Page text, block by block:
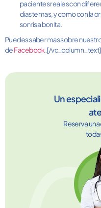
pacientes reales con
diastemas, y como con la
sonrisa bonita.
Puedes saber mas sobre
deFacebook.[/
Un
Reserva